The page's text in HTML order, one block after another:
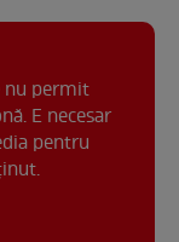
nu permit
E necesar
pentru